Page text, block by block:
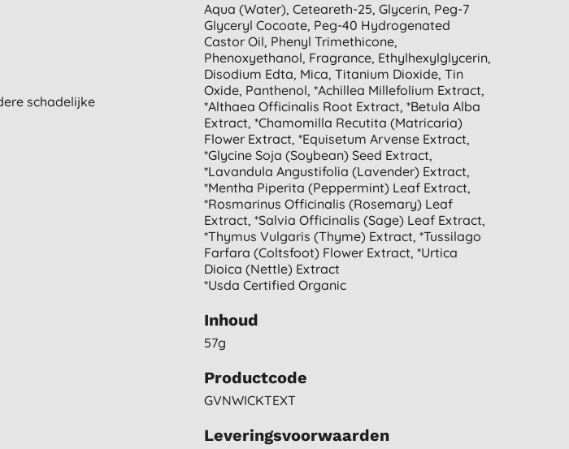
schadelijke
Aqua (water), Ceteareth-25, Glycerin, Peg-7
Glyceryl Cocoate, Peg-40 Hydrogenated
Castor Oil, Phenyl Trimethicone,
Phenoxyethanol, Fragrance, Ethylhexylglycerin,
Disodium Edta, Mica, Titanium Dioxide, Tin
Oxide, Panthenol, *achillea Millefolium Extract,
*althaea Officinalis Root Extract, *betula Alba
Extract, *chamomilla Recutita (matricaria)
Flower Extract, *equisetum Arvense Extract,
*glycine Soja (soybean) Seed Extract,
*lavandula Angustifolia (lavender) Extract,
*mentha Piperita (peppermint) Leaf Extract,
*rosmarinus Officinalis (rosemary) Leaf
Extract, *salvia Officinalis (sage) Leaf Extract,
*thymus Vulgaris (thyme) Extract, *tussilago
Farfara (coltsfoot) Flower Extract, *urtica
Dioica (nettle) Extract
*usda Certified Organic
Inhoud
57g
Productcode
GVNWICKTEXT
Leveringsvoorwaarden